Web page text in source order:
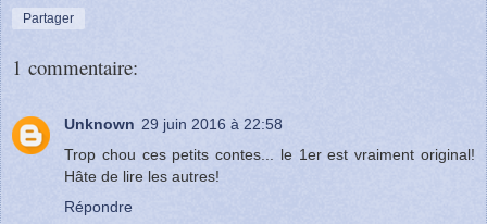
Partager
1 commentaire:
Unknown 29 juin 2016 à 22:58
Trop chou ces petits contes... le 1er est vraiment original!
Hâte de lire les autres!
Répondre